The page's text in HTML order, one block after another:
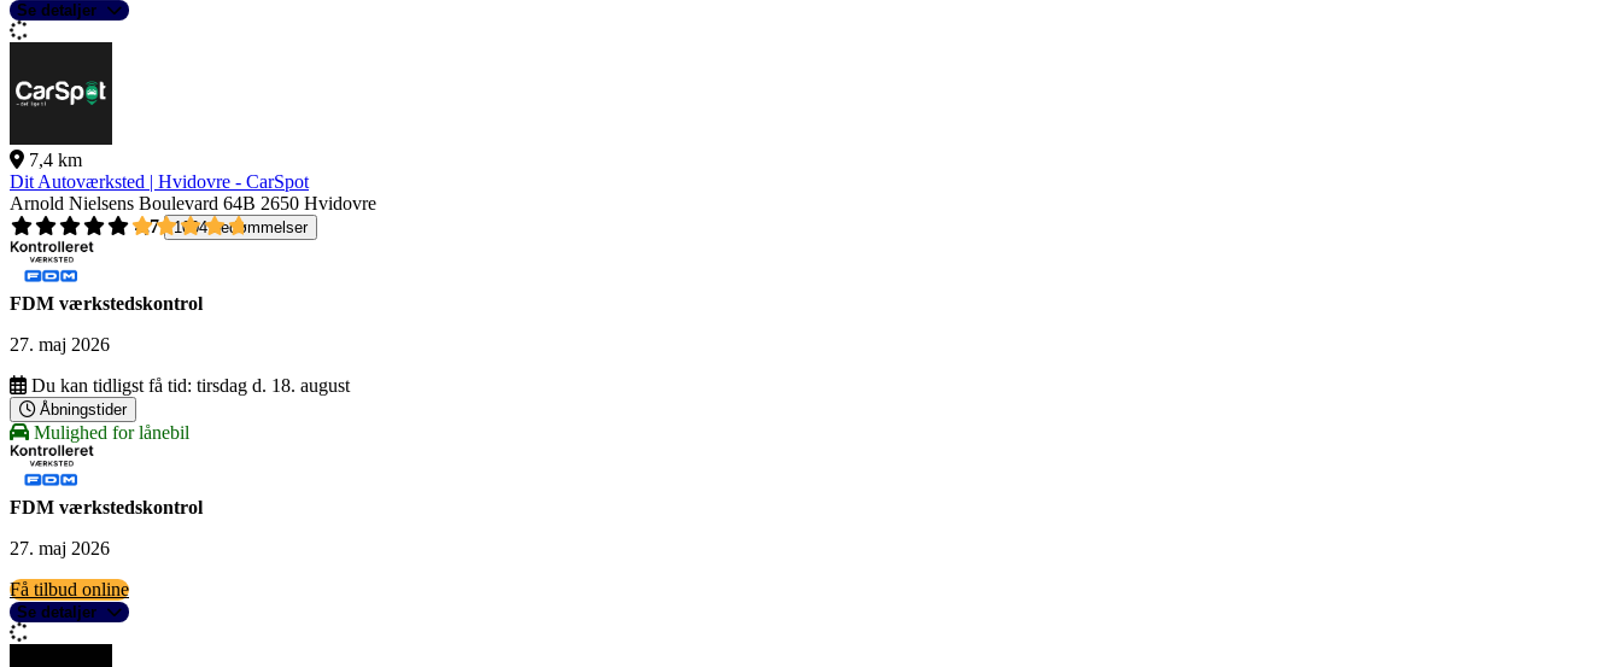
Se detaljer
7,4 km
Dit Autoværksted | Hvidovre - CarSpot
Arnold Nielsens Boulevard 64B 2650 Hvidovre
4,7
1004 bedømmelser
FDM værkstedskontrol
27. maj 2026
Du kan tidligst få tid: tirsdag d. 18. august
Åbningstider
Mulighed for lånebil
FDM værkstedskontrol
27. maj 2026
Få tilbud online
Se detaljer